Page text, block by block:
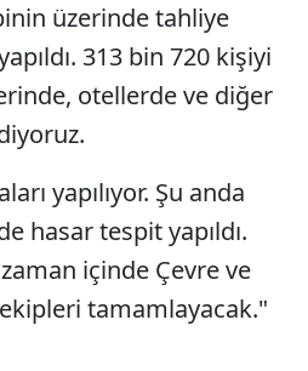
üzerinde tahliye
313 bin 720 kişiyi
otellerde ve diğer
yapılıyor. Şu anda
hasar tespit yapıldı.
içinde Çevre ve
tamamlayacak."